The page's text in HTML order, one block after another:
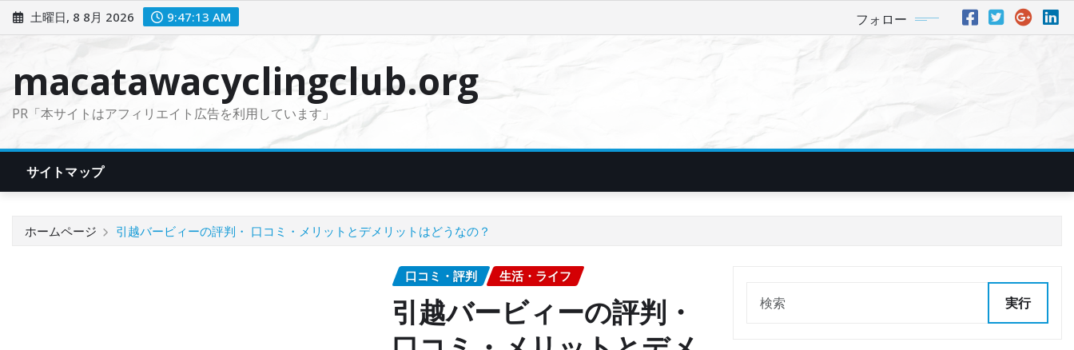
ン
土曜日, 8 8月 2026 9:47:14 AM フォロー
macatawacyclingclub.org
PR「本サイトはアフィリエイト広告を利用しています」
サイトマップ
ホームページ 引越バービィーの評判・ 口コミ・メリットとデメリットはどうなの？
口コミ・評判 生活・ライフ
引越バービィーの評判・
実行